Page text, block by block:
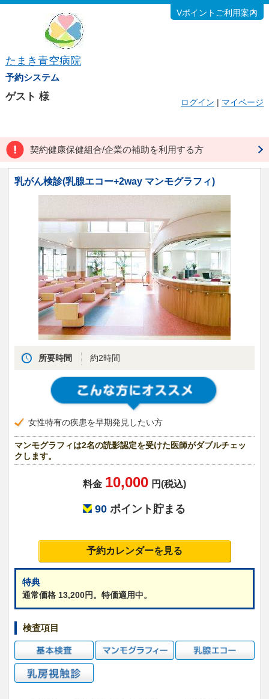
たまき青空病院
予約システム
Vポイントご利用案内
ゲスト 様 ログイン | マイページ
契約健康保健組合/企業の補助を利用する方
乳がん検診(乳腺エコー+2way マンモグラフィ)
所要時間 約2時間
女性特有の疾患を早期発見したい方
マンモグラフィは2名の読影認定を受けた医師がダブルチェッ
クします。
料金 10,000 円(税込)
90ポイント貯まる
予約カレンダーを見る
特典
通常価格 13,200円。特価適用中。
検査項目